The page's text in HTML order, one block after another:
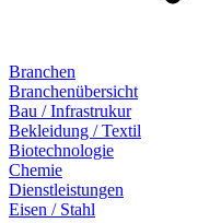
Branchen
Branchenübersicht
Bau / Infrastrukur
Bekleidung / Textil
Biotechnologie
Chemie
Dienstleistungen
Eisen / Stahl